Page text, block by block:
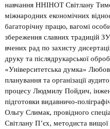
навчання ННІНОТ Світлану
міжнародних економічних
багаторічну працю, вагомі
збереження славних традицій
вчених рад по захисту
друку та післядрукарської
«Університетська думка» Любов
планування та організації
процесу Людмилу Пойдич,
підготовки видавничо-
Ольгу Слимак, провідного
Світлану П’єх, методиста вищої